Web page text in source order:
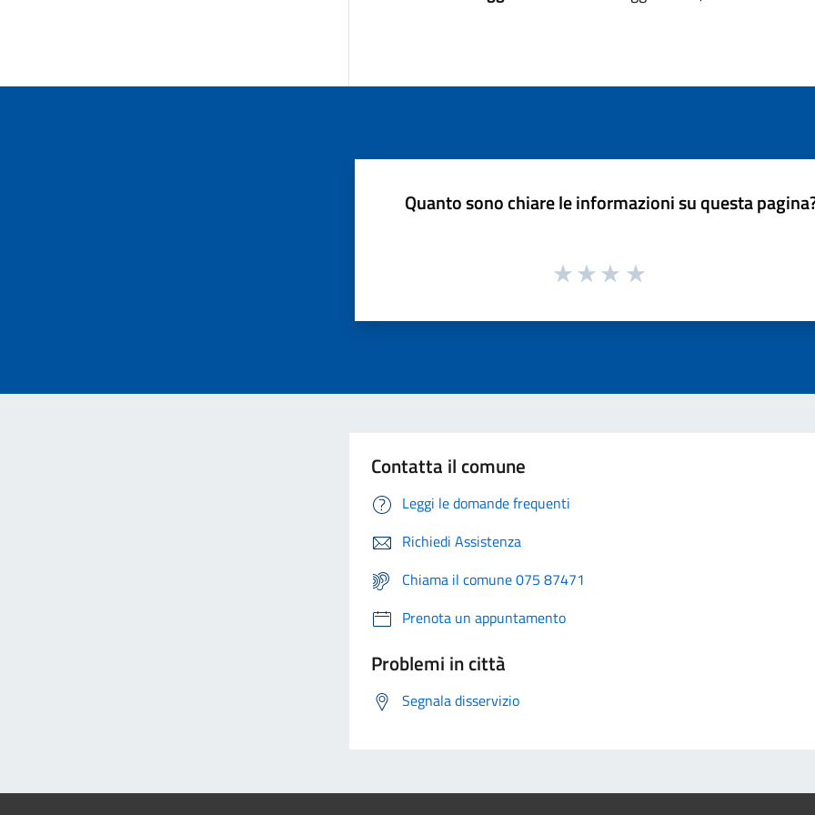
Quanto sono chiare le informazioni su questa
Contatta il comune
Leggi le domande frequenti
Richiedi Assistenza
Chiama il comune 075 87471
Prenota un appuntamento
Problemi in città
Segnala disservizio